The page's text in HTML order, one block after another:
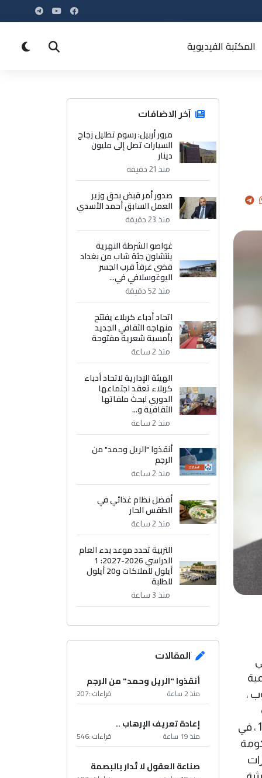
المكتبة الفيديوية
،
المعتاد من تاريخهم الارهابي ، الاعدادية هي مدرستي تخرجت منها قبل الحادثة . هذه الكارثة حصلت سنة 1981 ، في
آخر الاضافات
مرور أربيل: رسوم تظليل زجاج
السيارات تصل إلى مليون
دينار
منذ 21 دقيقة
صدور أمر قبض بحق وزير
العمل السابق أحمد الأسدي
منذ 23 دقيقة
غواصو الشرطة النهرية
ينتشلون جثة شاب من بغداد
قضى غرقاً قرب الجسر
اليوغوسلافي في...
منذ 52 دقيقة
اتحاد أدباء كربلاء يفتتح
منهاجه الثقافي الجديد
بأمسية شعرية مفتوحة
منذ 2 ساعة
الهيئة الإدارية لاتحاد أدباء
كربلاء تعقد اجتماعها
الدوري لبحث ملفاتها
الثقافية و...
منذ 2 ساعة
أنقذوا "الريل وحمد" من
الرجم
منذ 2 ساعة
أفضل نظام غذائي في
الطقس الحار
منذ 2 ساعة
التربية تحدد موعد بدء العام
الدراسي 2026-2027: 1
أيلول للملاكات و20 أيلول
للطلبة
منذ 3 ساعة
المقالات
أنقذوا "الريل وحمد" من الرجم
منذ 2 ساعة قراءات :207
إعادة تعريف الإرهاب ..
منذ 19 ساعة قراءات :546
صناعة العقول لا تُدار بالبصمة